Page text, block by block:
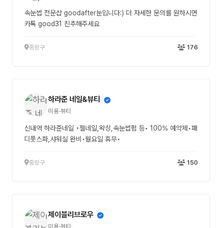
속눈썹 전문샵 goodafter눈입니다:) 더 자세한 문의를 원하시면
카톡 good31 친추해주세요
중랑구 176
하라준 네일&뷰티
미용·뷰티
신내역 하라준네일 •젤네일,왁싱,속눈썹펌 등• 100% 예약제•패
디풋스파,샤워실 완비•월요일 휴무•
중랑구 150
제이블리브로우
미용·뷰티